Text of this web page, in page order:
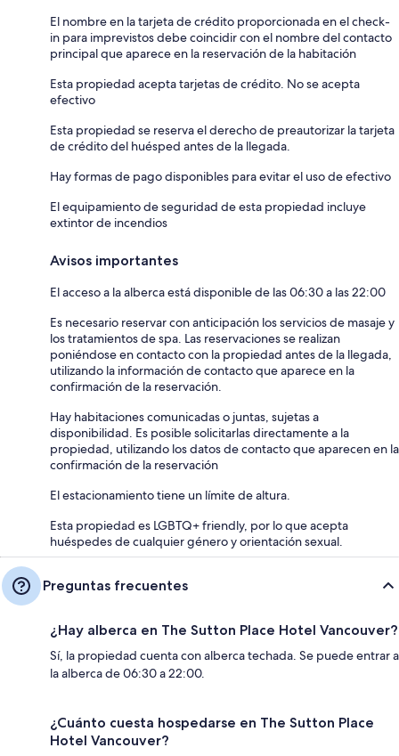
El nombre en la tarjeta de crédito proporcionada en el check-
in para imprevistos debe coincidir con el nombre del contacto
principal que aparece en la reservación de la habitación
Esta propiedad acepta tarjetas de crédito. No se acepta
efectivo
Esta propiedad se reserva el derecho de preautorizar la tarjeta
de crédito del huésped antes de la llegada.
Hay formas de pago disponibles para evitar el uso de efectivo
El equipamiento de seguridad de esta propiedad incluye
extintor de incendios
Avisos importantes
El acceso a la alberca está disponible de las 06:30 a las 22:00
Es necesario reservar con anticipación los servicios de masaje y
los tratamientos de spa. Las reservaciones se realizan
poniéndose en contacto con la propiedad antes de la llegada,
utilizando la información de contacto que aparece en la
confirmación de la reservación.
Hay habitaciones comunicadas o juntas, sujetas a
disponibilidad. Es posible solicitarlas directamente a la
propiedad, utilizando los datos de contacto que aparecen en la
confirmación de la reservación
El estacionamiento tiene un límite de altura.
Esta propiedad es LGBTQ+ friendly, por lo que acepta
huéspedes de cualquier género y orientación sexual.
Preguntas frecuentes
¿Hay alberca en The Sutton Place Hotel Vancouver?
Sí, la propiedad cuenta con alberca techada. Se puede entrar a
la alberca de 06:30 a 22:00.
¿Cuánto cuesta hospedarse en The Sutton Place
Hotel Vancouver?